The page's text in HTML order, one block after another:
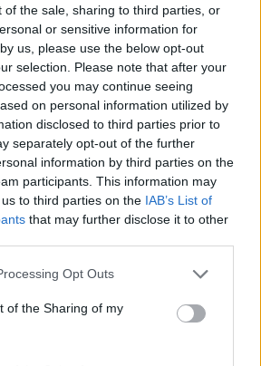
of the sale, sharing to third parties, or
or sensitive information for
us, please use the below opt-out
selection. Please note that after your
you may continue seeing
on personal information utilized by
disclosed to third parties prior to
separately opt-out of the further
information by third parties on the
participants. This information may
to third parties on the IAB’s List of
that may further disclose it to other
website/app uses one or more Google
or usage behaviour. You may click to
to Google and its third-party tags to
specified purposes in below Google
Opt Outs
of the Sharing of my
από διάφορους κλάδους. Η
κλινική διαιτολόγος Θέκλα
και online coach Ρεγγίνα
και περιβαλλοντική
Σκόπα, η Διδάκτωρ Μαρία
Κωνσταντίνος Κοσκινάς, ο
Σταμάτης Παπαγγέλου, η
Ελίνα Κακούρου, η
Νικολούλια και η ηθοποιός
Idra kayne, μοιράστηκαν με το
θεματική. Παρουσιαστής της
ο Γιώργος Λέντζας, ενώ
informative